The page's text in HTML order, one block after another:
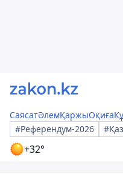
СаясатӘлемҚаржыОқиға
#Референдум-2026
+32°